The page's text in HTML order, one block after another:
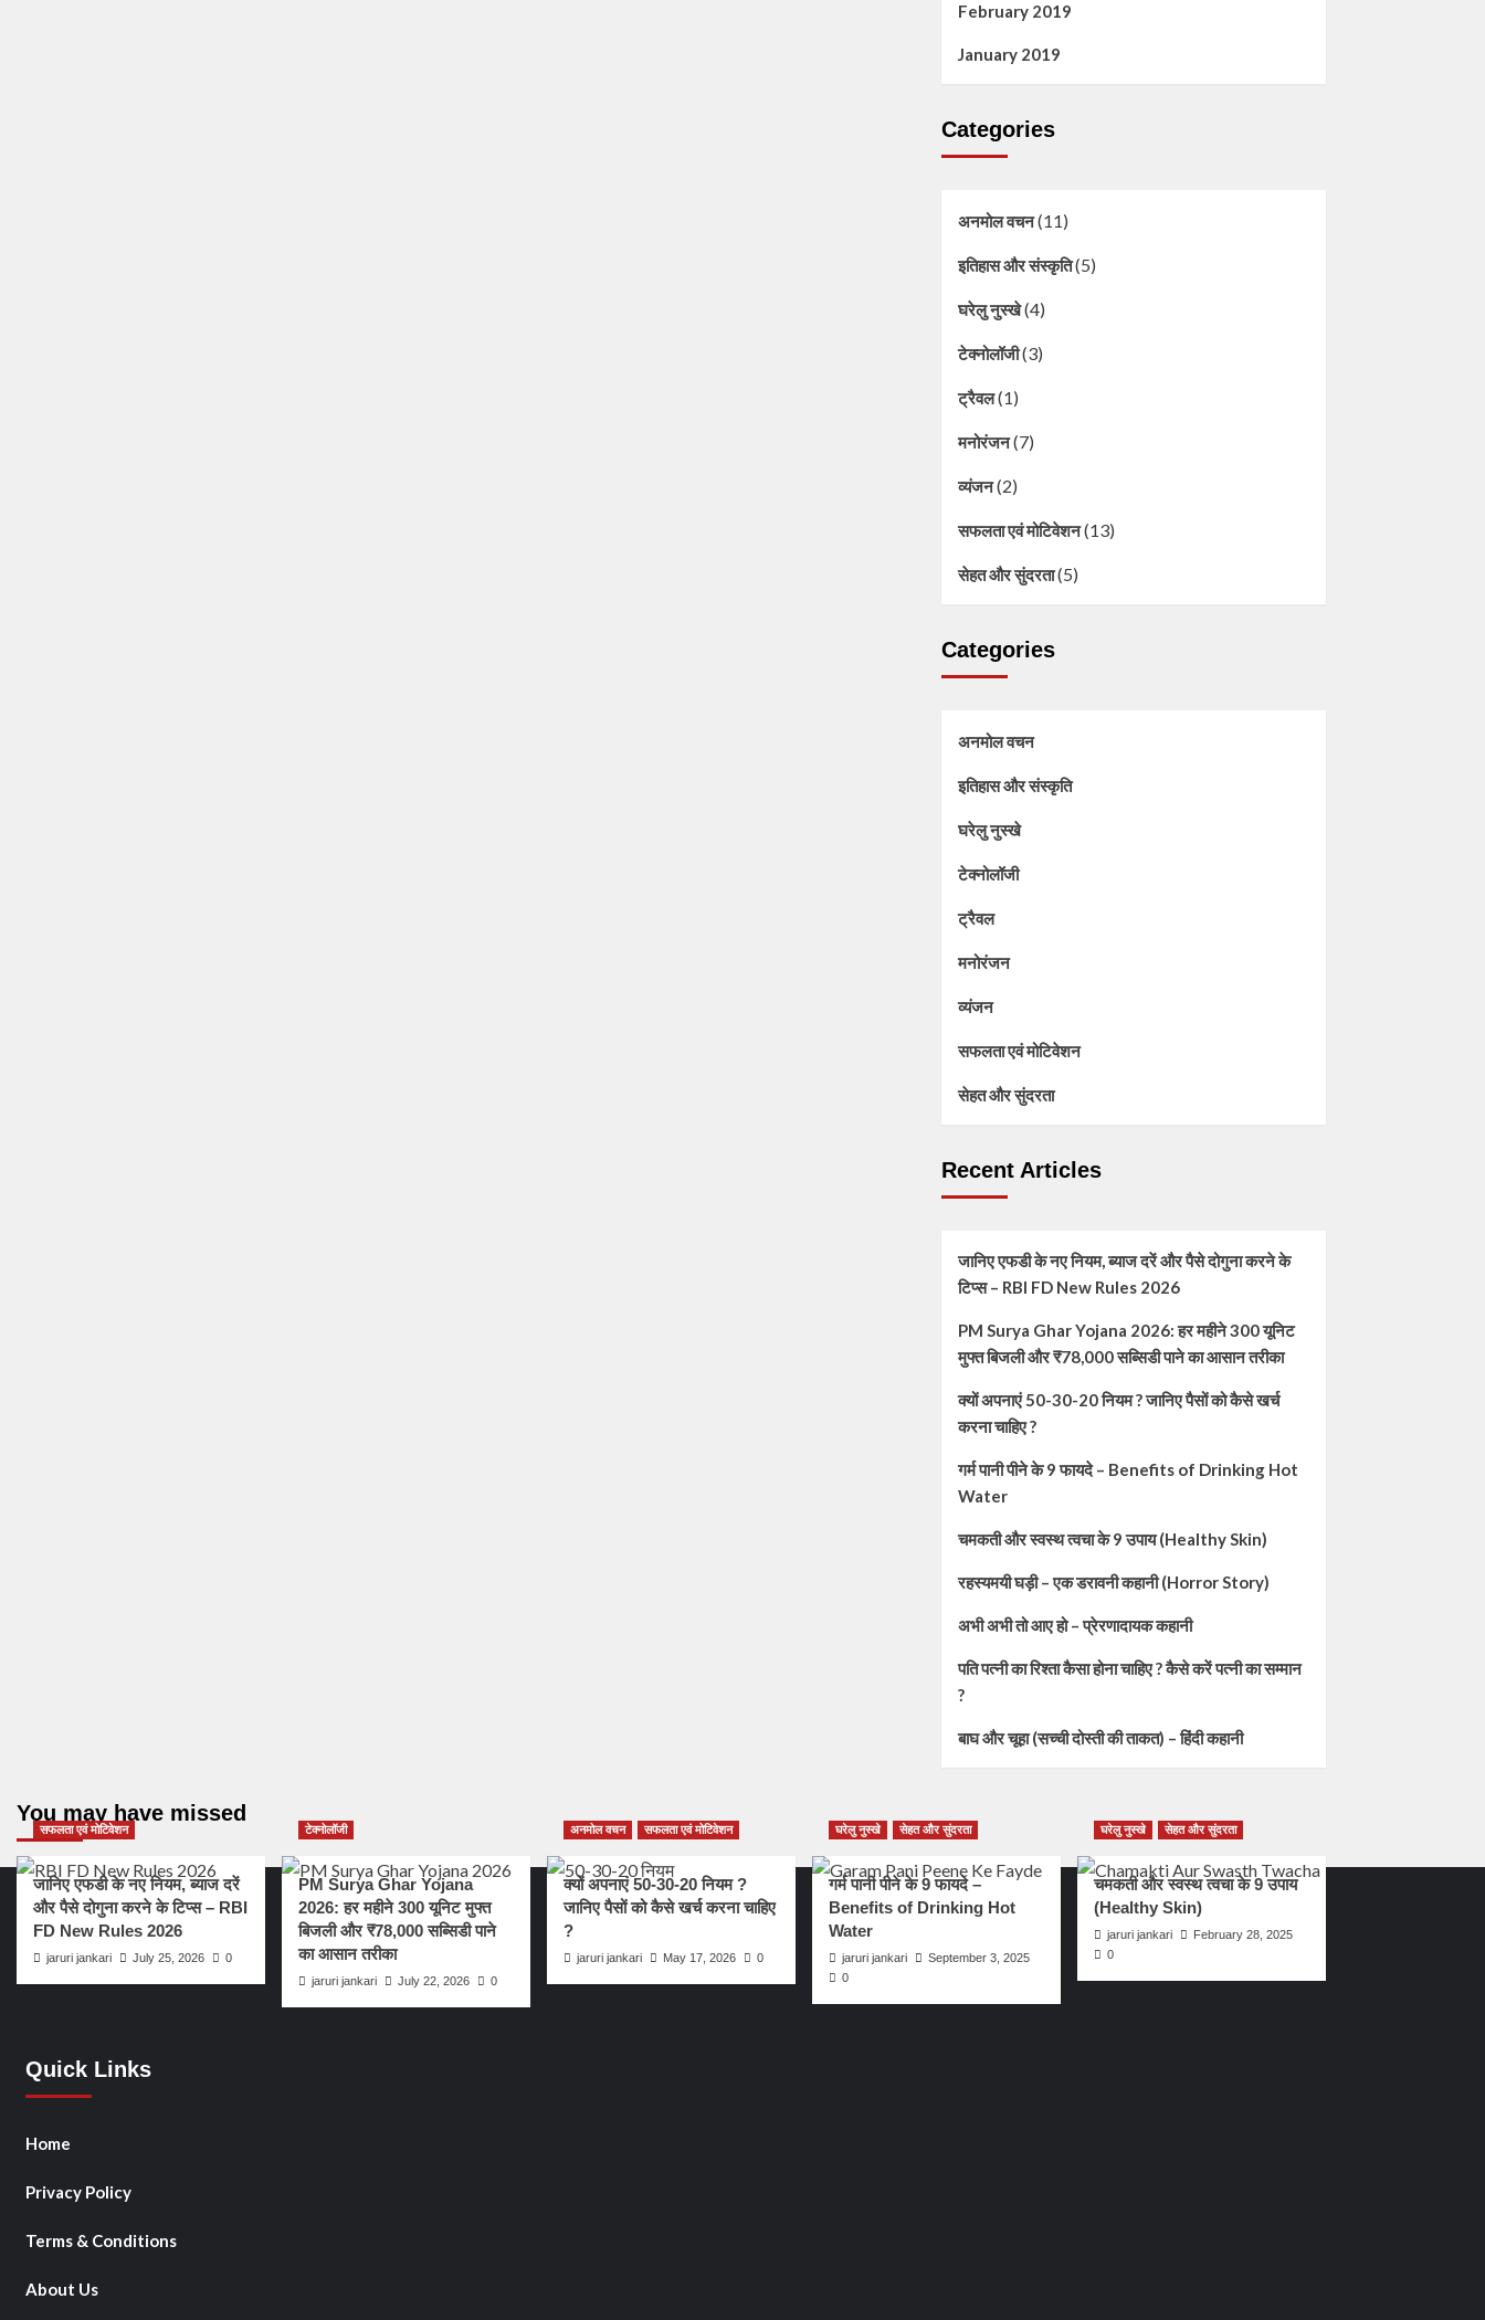
February 2019
January 2019
Categories
अनमोल वचन(11)
इतिहास और संस्कृति(5)
घरेलु नुस्खे(4)
टेक्नोलॉजी(3)
ट्रैवल(1)
मनोरंजन(7)
व्यंजन(2)
सफलता एवं मोटिवेशन(13)
सेहत और सुंदरता(5)
Categories
अनमोल वचन
इतिहास और संस्कृति
घरेलु नुस्खे
टेक्नोलॉजी
ट्रैवल
मनोरंजन
व्यंजन
सफलता एवं मोटिवेशन
सेहत और सुंदरता
Recent Articles
जानिए एफडी के नए नियम, ब्याज दरें और पैसे दोगुना करने के
टिप्स – RBI FD New Rules 2026
PM Surya Ghar Yojana 2026: हर महीने 300 यूनिट
मुफ्त बिजली और ₹78,000 सब्सिडी पाने का आसान तरीका
क्यों अपनाएं 50-30-20 नियम ? जानिए पैसों को कैसे खर्च
करना चाहिए ?
गर्म पानी पीने के 9 फायदे – Benefits of Drinking Hot
Water
चमकती और स्वस्थ त्वचा के 9 उपाय (Healthy Skin)
रहस्यमयी घड़ी – एक डरावनी कहानी (Horror Story)
अभी अभी तो आए हो – प्रेरणादायक कहानी
पति पत्नी का रिश्ता कैसा होना चाहिए ? कैसे करें पत्नी का सम्मान
?
बाघ और चूहा (सच्ची दोस्ती की ताकत) – हिंदी कहानी
You may have missed
सफलता एवं मोटिवेशन
जानिए एफडी के नए नियम, ब्याज दरें
और पैसे दोगुना करने के टिप्स – RBI
FD New Rules 2026
jaruri jankari July 25, 2026 0
टेक्नोलॉजी
PM Surya Ghar Yojana
2026: हर महीने 300 यूनिट मुफ्त
बिजली और ₹78,000 सब्सिडी पाने
का आसान तरीका
jaruri jankari July 22, 2026 0
अनमोल वचन सफलता एवं मोटिवेशन
क्यों अपनाएं 50-30-20 नियम ?
जानिए पैसों को कैसे खर्च करना चाहिए
?
jaruri jankari May 17, 2026 0
घरेलु नुस्खे सेहत और सुंदरता
गर्म पानी पीने के 9 फायदे –
Benefits of Drinking Hot
Water
jaruri jankari
September 3, 2025
0
घरेलु नुस्खे सेहत और सुंदरता
चमकती और स्वस्थ त्वचा के 9 उपाय
(Healthy Skin)
jaruri jankari
February 28, 2025
0
Quick Links
Home
Privacy Policy
Terms & Conditions
About Us